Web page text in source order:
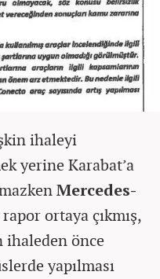
ihaleyi
yerine Karabat’a
Mercedes-
rapor ortaya çıkmış,
ihaleden önce
yapılması